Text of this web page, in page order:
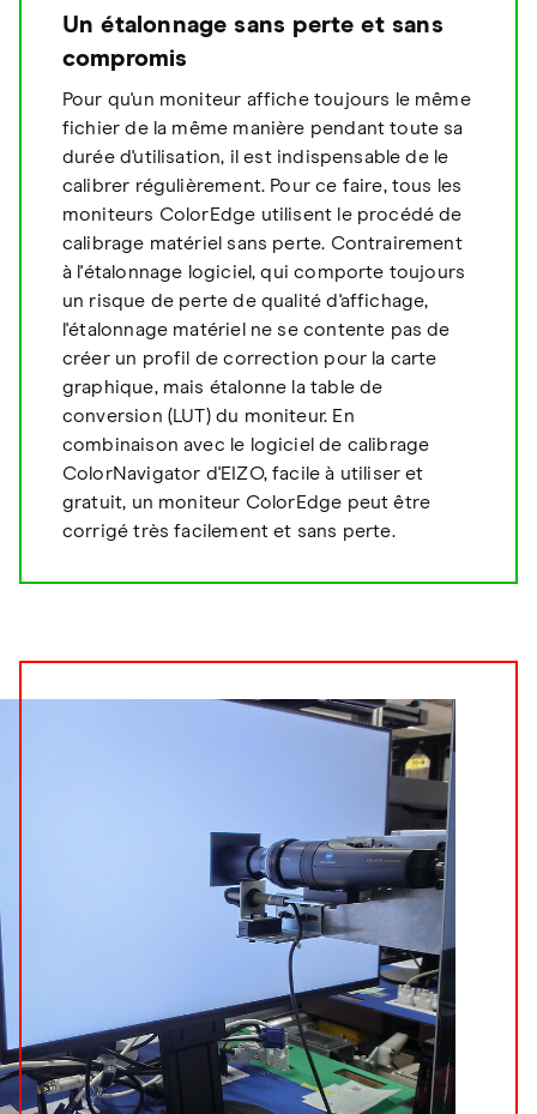
Un étalonnage sans perte et sans
compromis
Pour qu'un moniteur affiche toujours le même
fichier de la même manière pendant toute sa
durée d'utilisation, il est indispensable de le
calibrer régulièrement. Pour ce faire, tous les
moniteurs ColorEdge utilisent le procédé de
calibrage matériel sans perte. Contrairement
à l'étalonnage logiciel, qui comporte toujours
un risque de perte de qualité d'affichage,
l'étalonnage matériel ne se contente pas de
créer un profil de correction pour la carte
graphique, mais étalonne la table de
conversion (LUT) du moniteur. En
combinaison avec le logiciel de calibrage
ColorNavigator d'EIZO, facile à utiliser et
gratuit, un moniteur ColorEdge peut être
corrigé très facilement et sans perte.